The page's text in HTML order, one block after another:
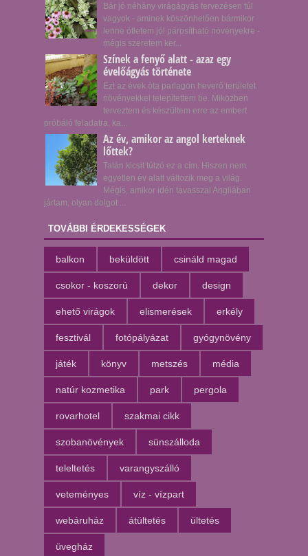
Bár jó néhány virágágyás tervezésen túl
vagyok - aminek köszönhetően bármikor
lenne ötletem jól párosítható növényekre -
mégis szeretem ker...
Színek a fenyő alatt - azaz egy
évelőágyás története
Ezt az évek óta parlagon heverő területet
növényekkel telepítettem be. Miközben
terveztem és készültem erre az embert
próbáló feladatra, ka...
Az év, amikor az angol kerteknek
lőttek?
Talán kicsit túlzó ez a cím. Hiszen nem
egyetlen év alatt változik meg a világ.
Mégis, amikor idén tavasszal Angliában
jártam, olyan dolgot ...
TOVÁBBI ÉRDEKESSÉGEK
balkon beküldött csináld magad
csokor - koszorú dekor design
ehető virágok elismerések erkély
fesztivál fotópályázat gyógynövény
játék könyv metszés média
natúr kozmetika park pergola
rovarhotel szakmai cikk
szobanövények sünszálloda
teleltetés varangyszálló
veteményes víz - vízpart
webáruház átültetés ültetés
üvegház